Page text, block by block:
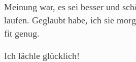
Meinung war, es sei besser und
laufen. Geglaubt habe, ich sie
fit genug.
Ich lächle glücklich!